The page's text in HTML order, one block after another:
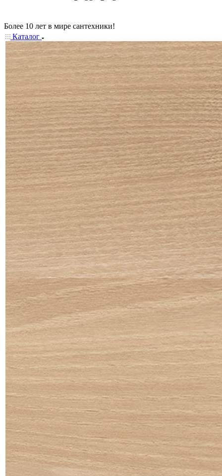
Более 10 лет в мире сантехники!
Каталог